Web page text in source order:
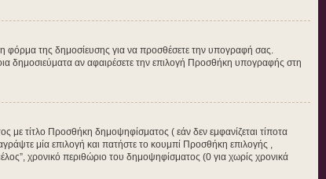
φόρμα της δημοσίευσης για να προσθέσετε την υπογραφή σας.
δημοσιεύματα αν αφαιρέσετε την επιλογή Προσθήκη υπογραφής στη
με τίτλο Προσθήκη δημοψηφίσματος ( εάν δεν εμφανίζεται τίποτα
μία επιλογή και πατήστε το κουμπί Προσθήκη επιλογής ,
χρονικό περιθώριο του δημοψηφίσματος (0 για χωρίς χρονικά